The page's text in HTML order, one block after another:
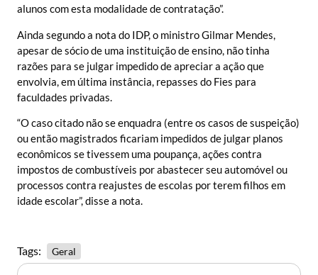
alunos com esta modalidade de contratação”.
Ainda segundo a nota do IDP, o ministro Gilmar Mendes,
apesar de sócio de uma instituição de ensino, não tinha
razões para se julgar impedido de apreciar a ação que
envolvia, em última instância, repasses do Fies para
faculdades privadas.
“O caso citado não se enquadra (entre os casos de suspeição)
ou então magistrados ficariam impedidos de julgar planos
econômicos se tivessem uma poupança, ações contra
impostos de combustíveis por abastecer seu automóvel ou
processos contra reajustes de escolas por terem filhos em
idade escolar”, disse a nota.
Tags: Geral